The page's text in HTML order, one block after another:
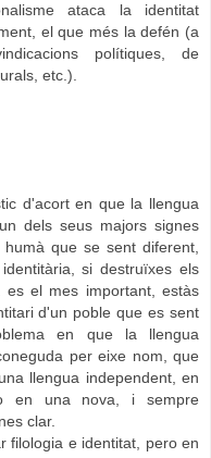
ataca la identitat
el que més la defén (a
polítiques, de
etc.).
d'acort en que la llengua
dels seus majors signes
que se sent diferent,
si destruïxes els
el mes important, estàs
d'un poble que es sent
en que la llengua
per eixe nom, que
llengua independent, en
en una nova, i sempre
clar.
filologia e identitat, pero en